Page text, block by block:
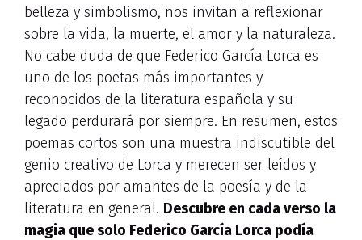
belleza y simbolismo, nos invitan a reflexionar
sobre la vida, la muerte, el amor y la naturaleza.
No cabe duda de que Federico García Lorca es
uno de los poetas más importantes y
reconocidos de la literatura española y su
legado perdurará por siempre. En resumen, estos
poemas cortos son una muestra indiscutible del
genio creativo de Lorca y merecen ser leídos y
apreciados por amantes de la poesía y de la
literatura en general. Descubre en cada verso la
magia que solo Federico García Lorca podía